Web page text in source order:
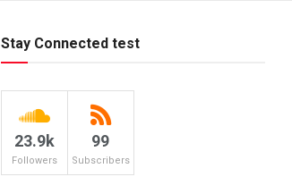
Stay Connected test
23.9k
Followers
99
Subscribers